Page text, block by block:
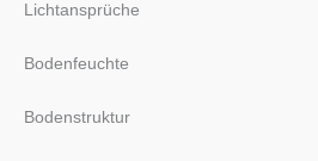
Lichtansprüche
Bodenfeuchte
Bodenstruktur